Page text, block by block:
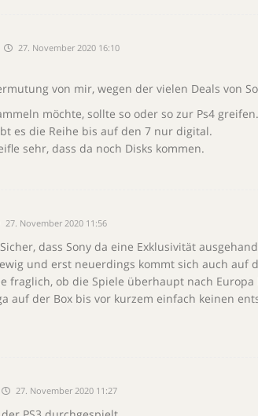
27. November 2020 16:10
von mir, wegen der vielen Deals von
möchte, sollte so oder so zur Ps4 greifen.
es die Reihe bis auf den 7 nur digital.
sehr, dass da noch Disks kommen.
27. November 2020 11:56
Sicher, dass Sony da eine Exklusivität
und erst neuerdings kommt sich auch auf
fraglich, ob die Spiele überhaupt nach Europa
auf der Box bis vor kurzem einfach keinen
27. November 2020 11:27